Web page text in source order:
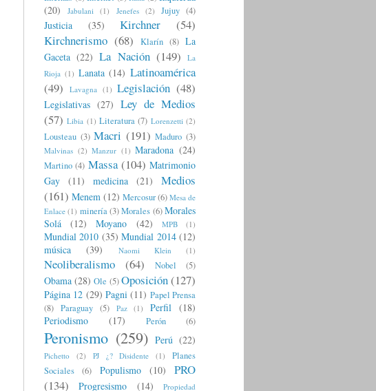
(20)
Jabulani (1) Jenefes (2) Jujuy (4)
Justicia (35) Kirchner
(54)
Kirchnerismo (68) Klarín (8) La
Gaceta (22) La Nación (149)
La
Rioja (1) Lanata (14) Latinoamérica
(49)
Lavagna (1) Legislación (48)
Legislativas (27) Ley de Medios
(57) Libia (1) Literatura (7) Lorenzetti (2)
Lousteau (3) Macri (191) Maduro (3)
Malvinas (2) Manzur (1) Maradona (24)
Martino (4) Massa (104) Matrimonio
Gay
(11) medicina (21)
Medios
(161) Menem (12) Mercosur(6) Mesa de
Enlace (1) minería(3)Morales (6)Morales
Solá
(12) Moyano (42) MPB (1)
Mundial 2010 (35) Mundial 2014 (12)
música
(39) Naomi Klein (1)
Neoliberalismo (64) Nobel (5)
Obama (28) Ole (5)Oposición(127)
Página 12 (29) Pagni (11) Papel Prensa
(8) Paraguay (5) Paz (1) Perfil (18)
Periodismo
(17) Perón (6)
Peronismo (259) Perú (22)
Pichetto (2) PJ ¿? Disidente (1)
Planes
Sociales
(6) Populismo (10)
PRO
(134)
Progresismo (14) Propiedad